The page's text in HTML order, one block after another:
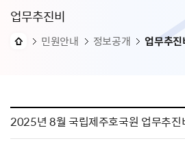
업무추진비
민원안내 정보공개 업무추진
2025년 8월 국립제주호국원 업무추진